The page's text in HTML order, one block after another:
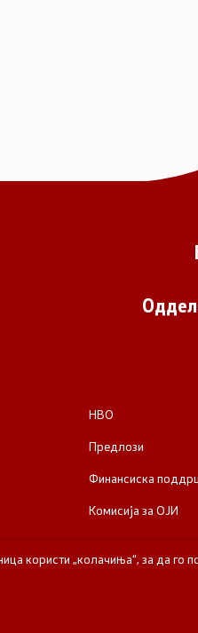
НВО
Предлози
Финансиска
Комисија за ОЈИ
© 2026 Одделение
користи „колачиња“, за да го